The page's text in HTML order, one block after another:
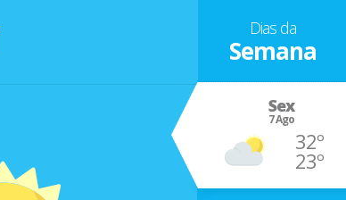
Dias da
Semana
Sex
7 Ago
32º
23º